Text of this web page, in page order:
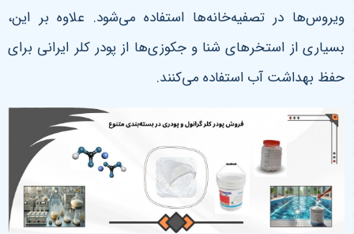
ویروس‌ها در تصفیه‌خانه‌ها استفاده می‌شود. علاوه بر این،
بسیاری از استخرهای شنا و جکوزی‌ها از پودر کلر ایرانی برای
حفظ بهداشت آب استفاده می‌کنند.